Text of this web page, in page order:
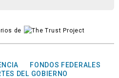
de
FONDOS FEDERALES
DEL GOBIERNO